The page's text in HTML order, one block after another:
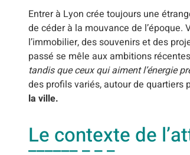
Entrer à Lyon crée toujours une
de céder à la mouvance de
l’immobilier, des souvenirs et des
passé se mêle aux ambitions
tandis que ceux qui aiment l’énergie
des profils variés, autour de quartiers
la ville.
Le contexte de